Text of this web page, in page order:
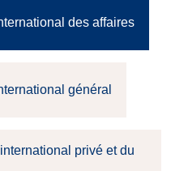
des affaires
général
privé et du